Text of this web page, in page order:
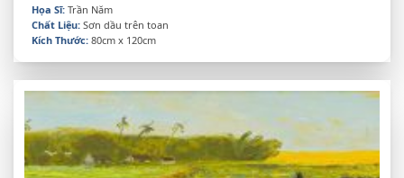
Họa Sĩ:Trần Năm
Chất Liệu:Sơn dầu trên toan
Kích Thước:80cm x 120cm